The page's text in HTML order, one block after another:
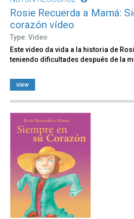
Rosie Recuerda a Mamá:
corazón vídeo
Type: Video
Este video da vida a la historia de
teniendo dificultades después de la
view